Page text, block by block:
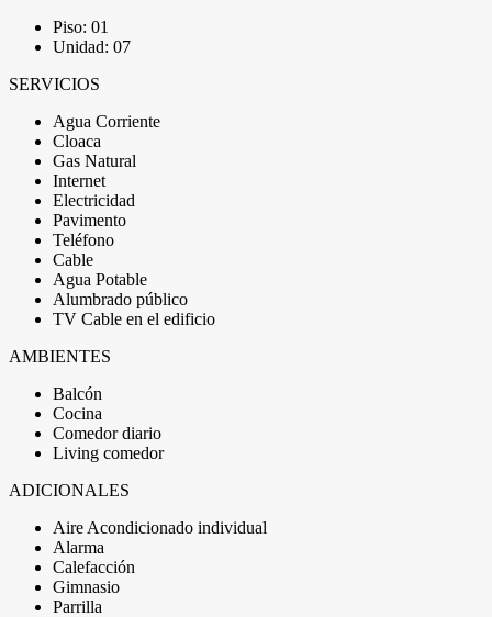
Piso: 01
Unidad: 07
SERVICIOS
Agua Corriente
Cloaca
Gas Natural
Internet
Electricidad
Pavimento
Teléfono
Cable
Agua Potable
Alumbrado público
TV Cable en el edificio
AMBIENTES
Balcón
Cocina
Comedor diario
Living comedor
ADICIONALES
Aire Acondicionado individual
Alarma
Calefacción
Gimnasio
Parrilla